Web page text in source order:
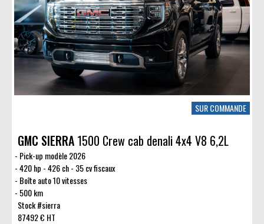
SUR COMMANDE
GMC SIERRA 1500 Crew cab denali 4x4 V8 6,2L
Pick-up modèle 2026
420 hp - 426 ch - 35 cv fiscaux
Boîte auto 10 vitesses
500 km
Stock #sierra
87492 € HT